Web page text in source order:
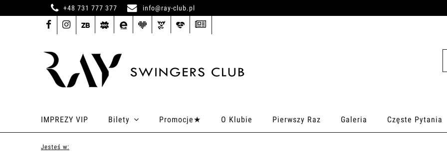
+48 731 777 377 info@ray-club.pl
IMPREZY VIP Bilety Promocje★ O Klubie Pierwszy Raz Galeria Częste Pytania
Jesteś w: